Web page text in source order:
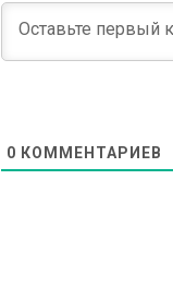
0 КОММЕНТАРИЕВ